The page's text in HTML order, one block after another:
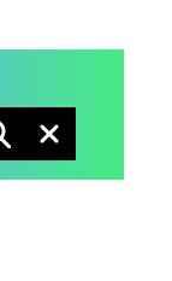
Eingaben